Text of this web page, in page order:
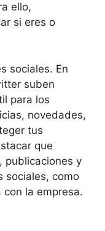
ello,
si eres o
sociales. En
suben
para los
novedades,
tus
que
publicaciones y
sociales, como
la empresa.